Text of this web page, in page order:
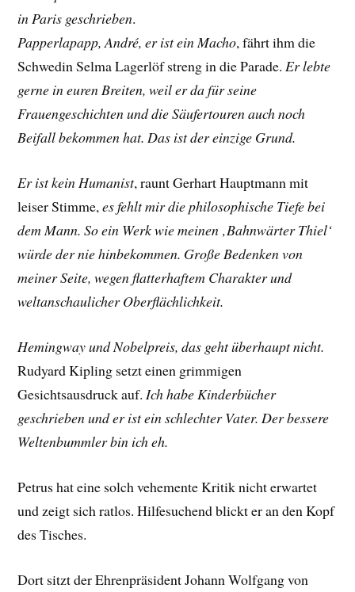
in Paris geschrieben.
Papperlapapp, André, er ist ein Macho, fährt ihm die
SchwedinSelma Lagerlöf strengin die Parade.Er lebte
gerne in euren Breiten, weil er da für seine
Frauengeschichten und die Säufertouren auch noch
Beifall bekommen hat. Das ist der einzige Grund.
Er ist kein Humanist, rauntGerhart Hauptmannmit
leiser Stimme,es fehlt mir die philosophische Tiefe bei
dem Mann. So ein Werk wie meinen ‚Bahnwärter Thiel‘
würde der nie hinbekommen. Große Bedenken von
meiner Seite, wegen flatterhaftem Charakter und
weltanschaulicher Oberflächlichkeit.
Hemingway und Nobelpreis, das geht überhaupt nicht.
Rudyard Kipling setzt einen grimmigen
Gesichtsausdruck auf.Ich habe Kinderbücher
geschrieben und er ist ein schlechter Vater. Der bessere
Weltenbummler bin ich eh.
Petrus hat eine solch vehemente Kritik nicht erwartet
und zeigt sich ratlos. Hilfesuchend blickt er an den Kopf
des Tisches.
Dort sitzt der Ehrenpräsident Johann Wolfgang von